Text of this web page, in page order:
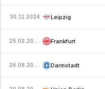
30.11.2024 Leipzig
Frankfurt
Darmstadt